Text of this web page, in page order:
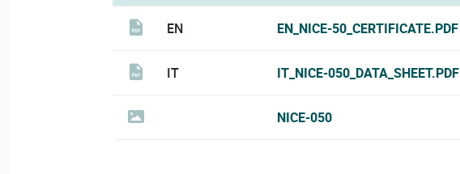
EN EN_NICE-50_CERTIFICATE.PDF
IT IT_NICE-050_DATA_SHEET.PDF
NICE-050